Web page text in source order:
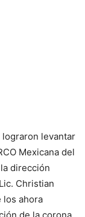
lograron levantar
Mexicana del
dirección
Christian
los ahora